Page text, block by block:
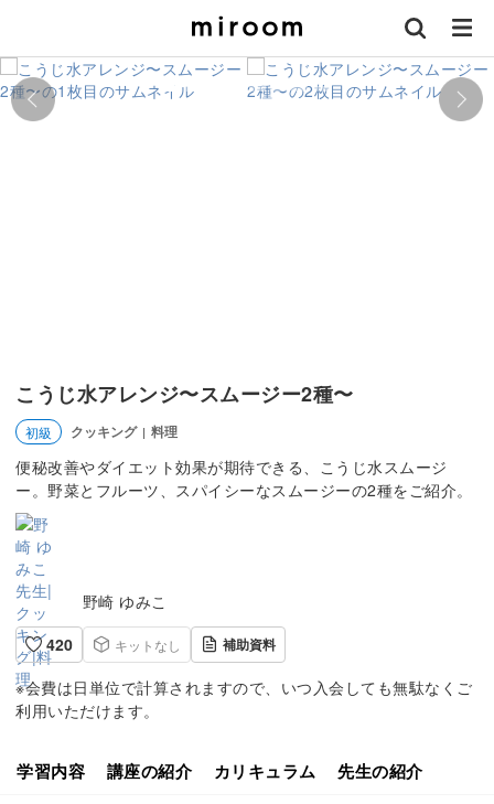
こうじ水アレンジ〜スムージー2種〜
初級 クッキング | 料理
便秘改善やダイエット効果が期待できる、こうじ水スムージ
ー。野菜とフルーツ、スパイシーなスムージーの2種をご紹介。
野崎 ゆみこ
420
キットなし 補助資料
※会費は日単位で計算されますので、いつ入会しても無駄なくご
利用いただけます。
学習内容 講座の紹介 カリキュラム 先生の紹介